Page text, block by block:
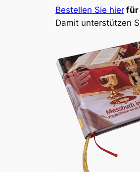
Bestellen Sie hier für
Damit unterstützen